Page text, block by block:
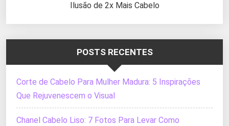
Ilusão de 2x Mais Cabelo
POSTS RECENTES
Corte de Cabelo Para Mulher Madura: 5 Inspirações
Que Rejuvenescem o Visual
Chanel Cabelo Liso: 7 Fotos Para Levar Como